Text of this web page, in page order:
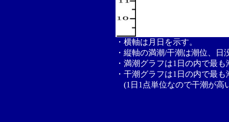
・横軸は月日を示す。
・縦軸の満潮/干潮は潮位、
・満潮グラフは1日の内で最
・干潮グラフは1日の内で最
(1日1点単位なので干潮が高